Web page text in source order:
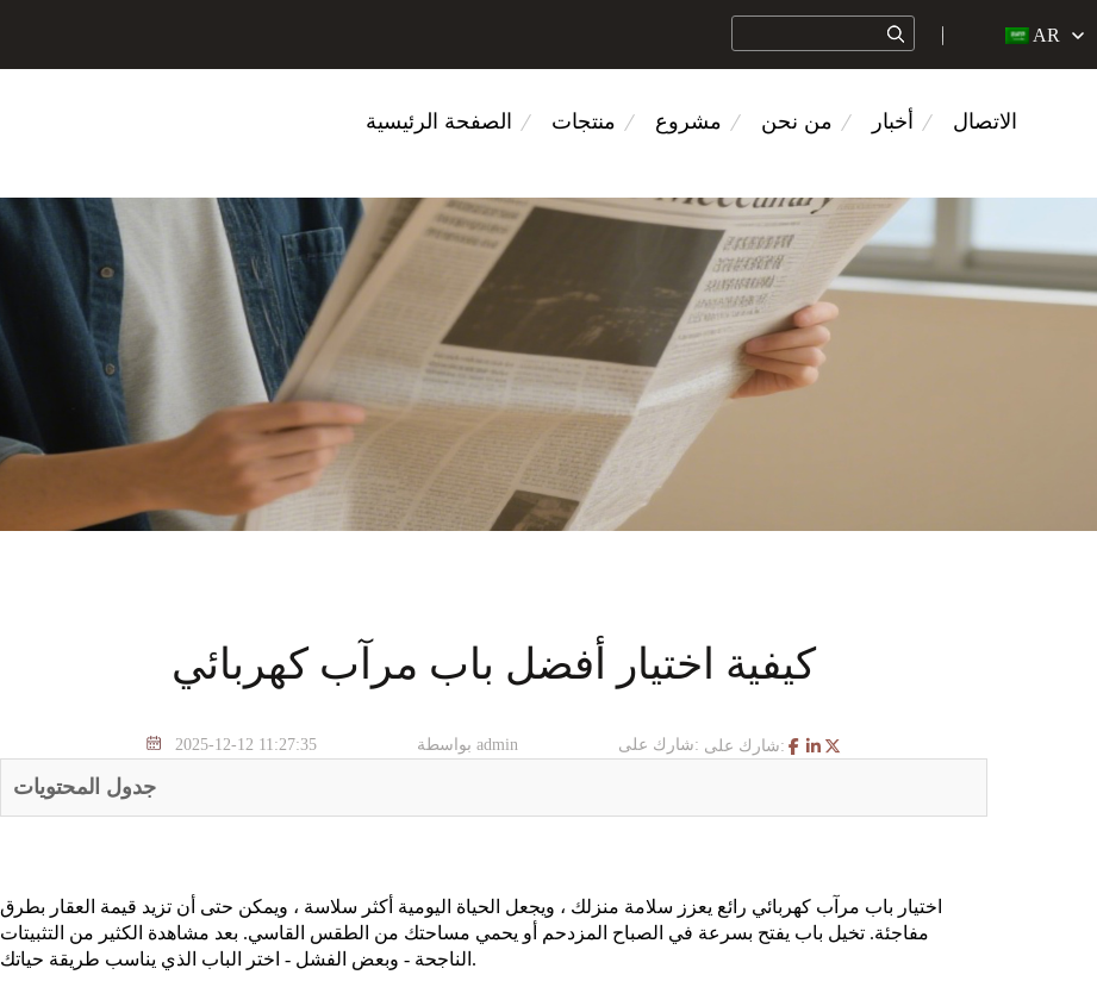
AR
الصفحة الرئيسية منتجات مشروع من نحن أخبار الاتصال
كيفية اختيار أفضل باب مرآب كهربائي
2025-12-12 11:27:35 بواسطة admin شارك على: شارك على:
جدول المحتويات
اختيار باب مرآب كهربائي رائع يعزز سلامة منزلك ، ويجعل الحياة اليومية أكثر سلاسة ، ويمكن حتى أن تزيد قيمة العقار بطرق
مفاجئة. تخيل باب يفتح بسرعة في الصباح المزدحم أو يحمي مساحتك من الطقس القاسي. بعد مشاهدة الكثير من التثبيتات
الناجحة - وبعض الفشل - اختر الباب الذي يناسب طريقة حياتك.